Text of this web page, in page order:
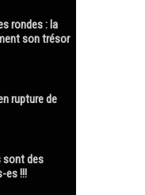
rondes : la
son trésor
rupture de
sont des
es !!!